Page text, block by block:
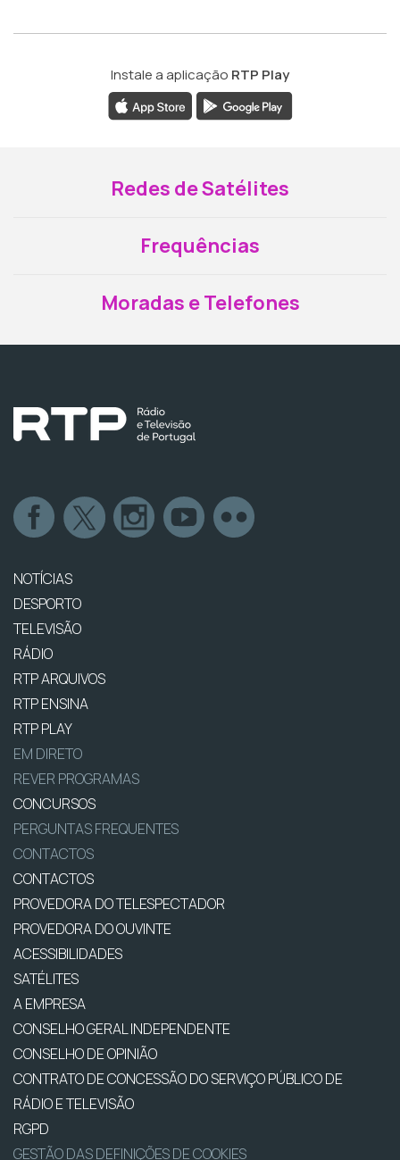
Instale a aplicação RTP Play
Redes de Satélites
Frequências
Moradas e Telefones
NOTÍCIAS
DESPORTO
TELEVISÃO
RÁDIO
RTP ARQUIVOS
RTP ENSINA
RTP PLAY
EM DIRETO
REVER PROGRAMAS
CONCURSOS
PERGUNTAS FREQUENTES
CONTACTOS
CONTACTOS
PROVEDORA DO TELESPECTADOR
PROVEDORA DO OUVINTE
ACESSIBILIDADES
SATÉLITES
A EMPRESA
CONSELHO GERAL INDEPENDENTE
CONSELHO DE OPINIÃO
CONTRATO DE CONCESSÃO DO SERVIÇO PÚBLICO DE
RÁDIO E TELEVISÃO
RGPD
GESTÃO DAS DEFINIÇÕES DE COOKIES